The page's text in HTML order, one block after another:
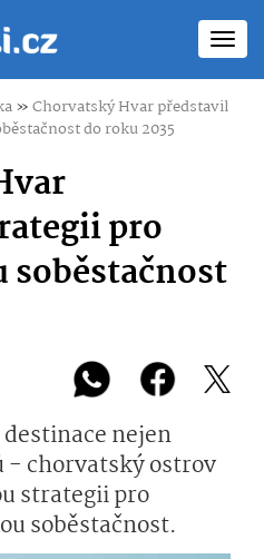
»Chorvatský Hvar představil
do roku 2035
pro
soběstačnost
nejen
chorvatský ostrov
strategii pro
soběstačnost.